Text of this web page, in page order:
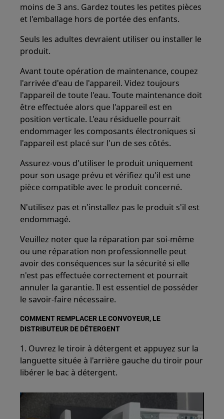
moins de 3 ans. Gardez toutes les petites pièces
et l'emballage hors de portée des enfants.
Seuls les adultes devraient utiliser ou installer le
produit.
Avant toute opération de maintenance, coupez
l'arrivée d'eau de l'appareil. Videz toujours
l'appareil de toute l'eau. Toute maintenance doit
être effectuée alors que l'appareil est en
position verticale. L'eau résiduelle pourrait
endommager les composants électroniques si
l'appareil est placé sur l'un de ses côtés.
Assurez-vous d'utiliser le produit uniquement
pour son usage prévu et vérifiez qu'il est une
pièce compatible avec le produit concerné.
N'utilisez pas et n'installez pas le produit s'il est
endommagé.
Veuillez noter que la réparation par soi-même
ou une réparation non professionnelle peut
avoir des conséquences sur la sécurité si elle
n'est pas effectuée correctement et pourrait
annuler la garantie. Il est essentiel de posséder
le savoir-faire nécessaire.
COMMENT REMPLACER LE CONVOYEUR, LE
DISTRIBUTEUR DE DÉTERGENT
1. Ouvrez le tiroir à détergent et appuyez sur la
languette située à l'arrière gauche du tiroir pour
libérer le bac à détergent.